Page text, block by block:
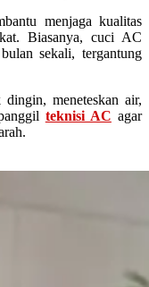
menjaga kualitas
Biasanya, cuci AC
sekali, tergantung
meneteskan air,
teknisi AC agar